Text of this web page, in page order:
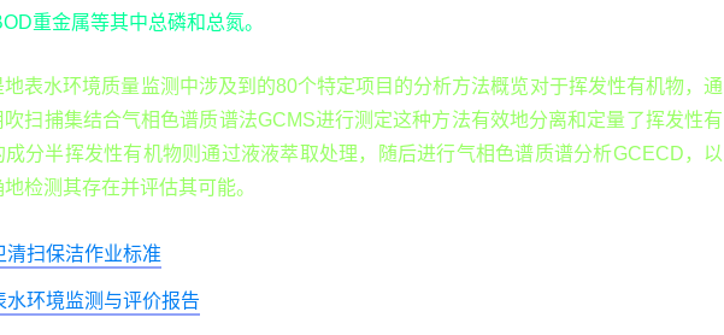
重金属等其中总磷和总氮。
地表水环境质量监测中涉及到的80个特定项目的分析方法概览对于挥发性有机物，通
吹扫捕集结合气相色谱质谱法GCMS进行测定这种方法有效地分离和定量了挥发性有
成分半挥发性有机物则通过液液萃取处理，随后进行气相色谱质谱分析GCECD，以
检测其存在并评估其可能。
清扫保洁作业标准
水环境监测与评价报告